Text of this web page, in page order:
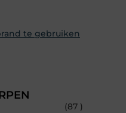
te gebruiken
(87 )